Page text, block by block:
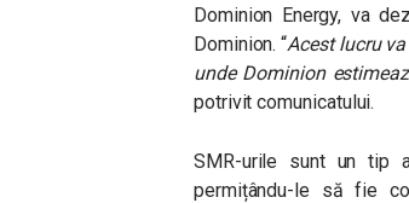
Dominion Energy, va
Dominion. “Acest lucru
unde Dominion
potrivit comunicatului.
SMR-urile sunt un tip
permițându-le să fie